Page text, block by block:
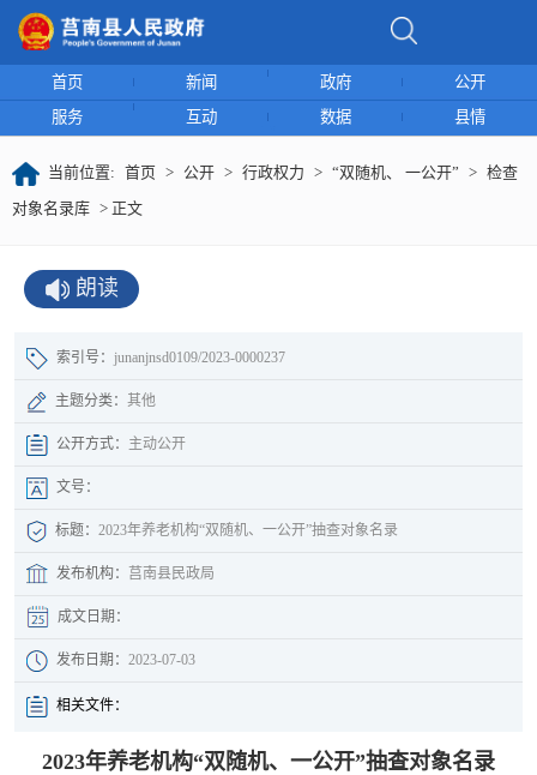
首页 新闻 政府
公开
服务
互动 数据 县情
当前位置: 首页 > 公开 > 行政权力 > “双随机、 一公开” > 检查
对象名录库 > 正文
朗读
索引号： junanjnsd0109/2023-0000237
主题分类： 其他
公开方式： 主动公开
文号：
标题： 2023年养老机构“双随机、一公开”抽查对象名录
发布机构： 莒南县民政局
成文日期：
发布日期： 2023-07-03
相关文件：
2023年养老机构“双随机、一公开”抽查对象名录